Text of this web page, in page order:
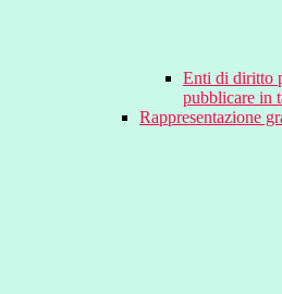
Enti di diritto
pubblicare in
Rappresentazione